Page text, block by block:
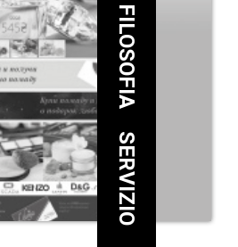
FILOSOFIA
SERVIZIO